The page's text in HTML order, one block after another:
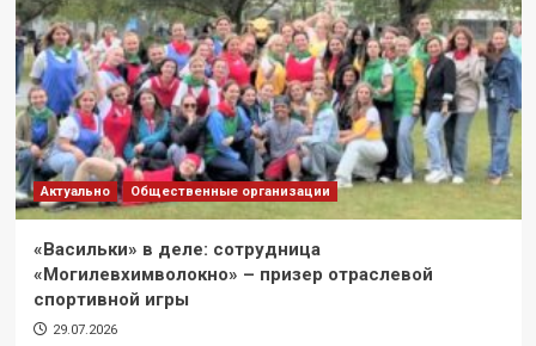
Актуально Общественные организации
«Васильки» в деле: сотрудница
«Могилевхимволокно» – призер отраслевой
спортивной игры
29.07.2026